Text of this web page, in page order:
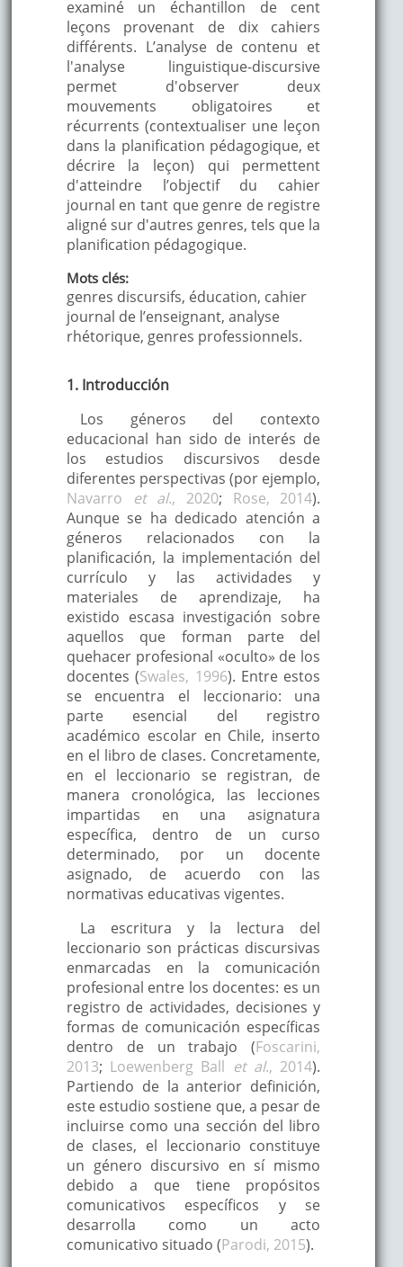
examiné un échantillon de cent
leçons provenant de dix cahiers
différents. L’analyse de contenu et
l'analyse linguistique-discursive
permet d'observer deux
mouvements obligatoires et
récurrents (contextualiser une leçon
dans la planification pédagogique, et
décrire la leçon) qui permettent
d'atteindre l’objectif du cahier
journal en tant que genre de registre
aligné sur d'autres genres, tels que la
planification pédagogique.
Mots clés:
genres discursifs, éducation, cahier
journal de l’enseignant, analyse
rhétorique, genres professionnels.
1. Introducción
Los géneros del contexto
educacional han sido de interés de
los estudios discursivos desde
diferentes perspectivas (por ejemplo,
Navarro
et al., 2020; Rose, 2014).
Aunque se ha dedicado atención a
géneros relacionados con la
planificación, la implementación del
currículo y las actividades y
materiales de aprendizaje, ha
existido escasa investigación sobre
aquellos que forman parte del
quehacer profesional «oculto» de los
docentes (Swales, 1996). Entre estos
se encuentra el leccionario: una
parte esencial del registro
académico escolar en Chile, inserto
en el libro de clases. Concretamente,
en el leccionario se registran, de
manera cronológica, las lecciones
impartidas en una asignatura
específica, dentro de un curso
determinado, por un docente
asignado, de acuerdo con las
normativas educativas vigentes.
La escritura y la lectura del
leccionario son prácticas discursivas
enmarcadas en la comunicación
profesional entre los docentes: es un
registro de actividades, decisiones y
formas de comunicación específicas
dentro de un trabajo (Foscarini,
2013; Loewenberg Ball et al., 2014).
Partiendo de la anterior definición,
este estudio sostiene que, a pesar de
incluirse como una sección del libro
de clases, el leccionario constituye
un género discursivo en sí mismo
debido a que tiene propósitos
comunicativos específicos y se
desarrolla como un acto
comunicativo situado (Parodi, 2015).